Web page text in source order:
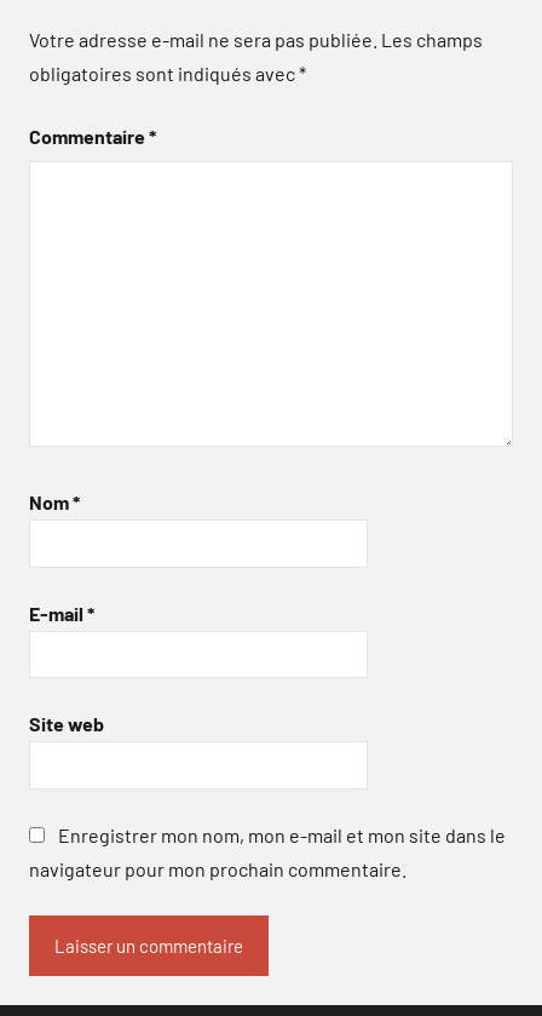
Votre adresse e-mail ne sera pas publiée. Les champs
obligatoires sont indiqués avec*
Commentaire*
Nom*
E-mail *
Site web
Enregistrer mon nom, mon e-mail et mon site dans le
navigateur pour mon prochain commentaire.